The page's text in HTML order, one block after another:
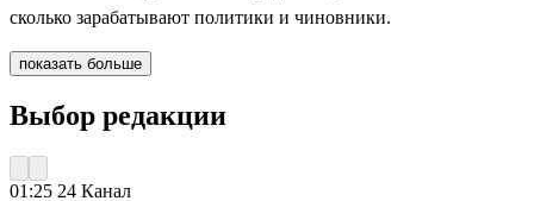
сколько зарабатывают политики и чиновники.
показать больше
Выбор редакции
01:25 24 Канал